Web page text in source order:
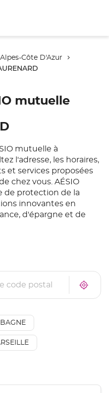
Côte D'Azur
mutuelle
mutuelle à
l'adresse, les horaires,
et services proposées
chez vous. AÉSIO
de protection de la
innovantes en
d'épargne et de
À